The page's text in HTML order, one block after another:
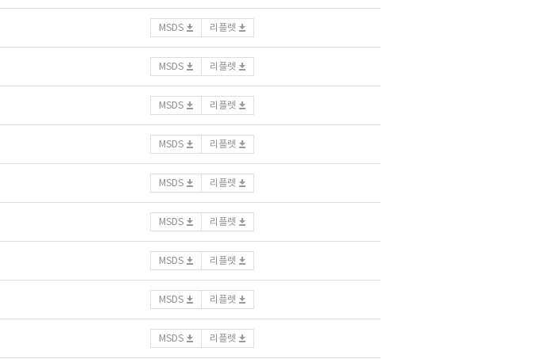
MSDS 리플렛
MSDS 리플렛
MSDS 리플렛
MSDS 리플렛
MSDS 리플렛
MSDS 리플렛
MSDS 리플렛
MSDS 리플렛
MSDS 리플렛